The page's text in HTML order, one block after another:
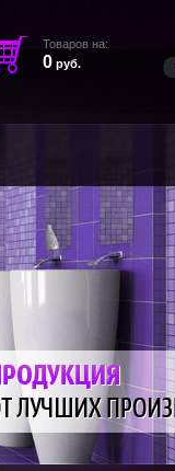
Товаров на:
0руб.